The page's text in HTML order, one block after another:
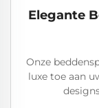
Elegante
Onze
luxe toe aan